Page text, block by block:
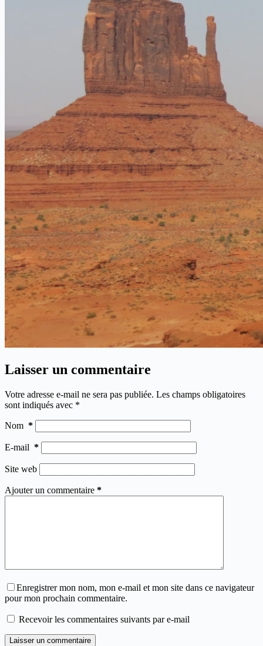
Laisser un commentaire
Votre adresse e-mail ne sera pas publiée. Les champs obligatoires
sont indiqués avec *
Nom *
E-mail *
Site web
Ajouter un commentaire *
Enregistrer mon nom, mon e-mail et mon site dans ce navigateur
pour mon prochain commentaire.
Recevoir les commentaires suivants par e-mail
Laisser un commentaire